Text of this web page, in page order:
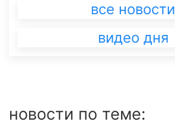
все новости
видео дня
новости по теме: